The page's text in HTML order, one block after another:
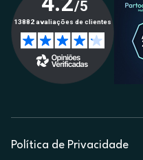
Política de Privacidade